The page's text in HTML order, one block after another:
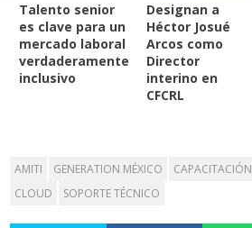
Talento senior
es clave para un
mercado laboral
verdaderamente
inclusivo
Designan a
Héctor Josué
Arcos como
Director
interino en
CFCRL
AMITI GENERATION MÉXICO CAPACITACIÓN
CLOUD
SOPORTE TÉCNICO